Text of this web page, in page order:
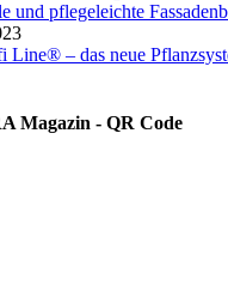
und pflegeleichte
Line® – das neue
Magazin - QR Code